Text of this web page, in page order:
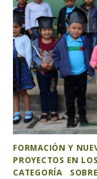
FORMACIÓN Y
PROYECTOS EN
CATEGORÍA,